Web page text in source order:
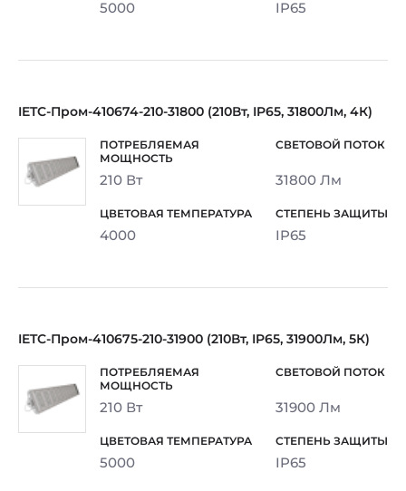
5000 IP65
IETC-Пром-410674-210-31800 (210Вт, IP65, 31800Лм, 4К)
210 Вт 31800 Лм
4000 IP65
IETC-Пром-410675-210-31900 (210Вт, IP65, 31900Лм, 5К)
210 Вт 31900 Лм
5000 IP65